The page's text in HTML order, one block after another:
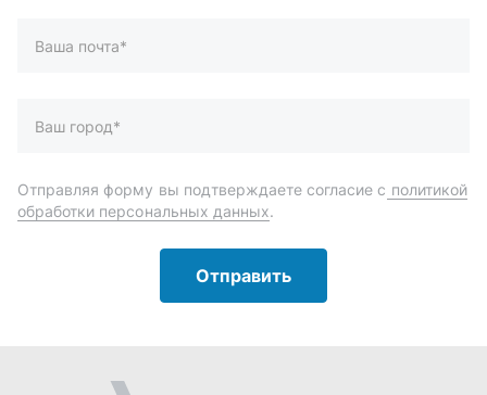
Автозапчасти и комплектующие
Масла и автохимия